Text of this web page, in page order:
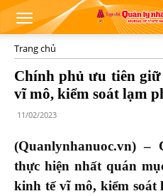
Trang chủ
Chính phủ ưu tiên
vĩ mô, kiểm soát lạm
11/02/2023
(Quanlynhanuoc.vn) –
thực hiện nhất quán
kinh tế vĩ mô, kiểm soát